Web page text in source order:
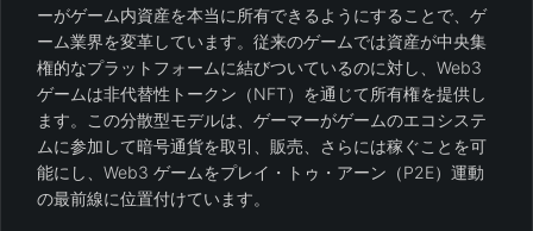
ーがゲーム内資産を本当に所有できるようにすることで、ゲ
ーム業界を変革しています。従来のゲームでは資産が中央集
権的なプラットフォームに結びついているのに対し、Web3
ゲームは非代替性トークン（NFT）を通じて所有権を提供し
ます。この分散型モデルは、ゲーマーがゲームのエコシステ
ムに参加して暗号通貨を取引、販売、さらには稼ぐことを可
能にし、Web3 ゲームをプレイ・トゥ・アーン（P2E）運動
の最前線に位置付けています。